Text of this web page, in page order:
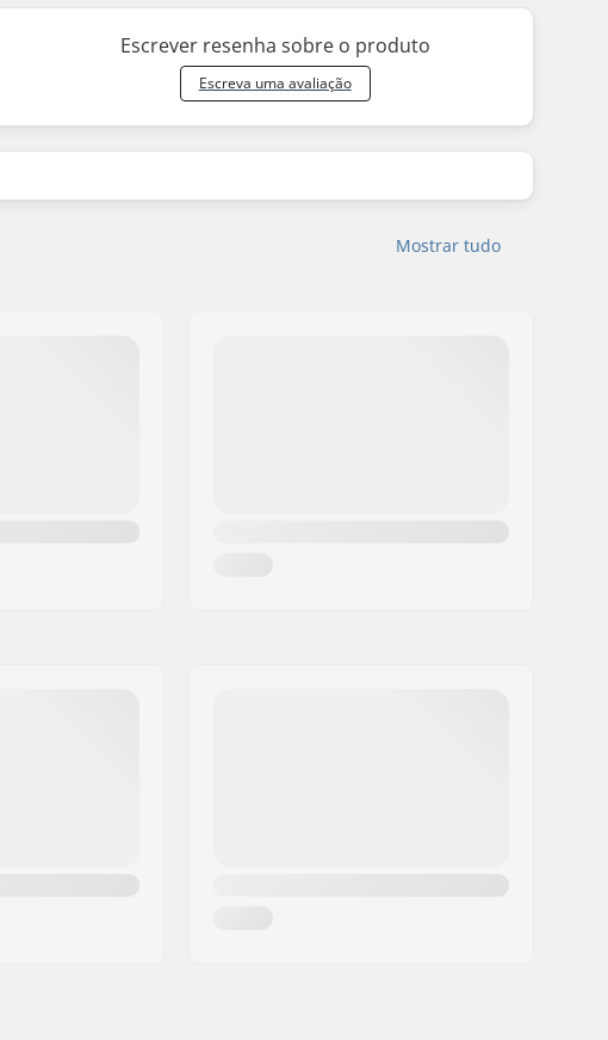
Escrever resenha sobre o produto
Escreva uma avaliação
Mostrar tudo